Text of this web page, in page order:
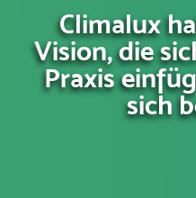
Climalux
Vision, die
Praxis
sich